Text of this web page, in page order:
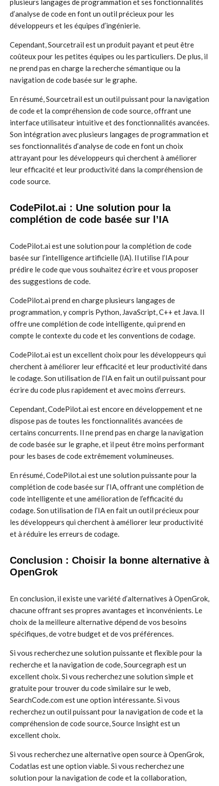
plusieurs langages de programmation et ses fonctionnalités
d’analyse de code en font un outil précieux pour les
développeurs et les équipes d’ingénierie.
Cependant, Sourcetrail est un produit payant et peut être
coûteux pour les petites équipes ou les particuliers. De plus, il
ne prend pas en charge la recherche sémantique ou la
navigation de code basée sur le graphe.
En résumé, Sourcetrail est un outil puissant pour la navigation
de code et la compréhension de code source, offrant une
interface utilisateur intuitive et des fonctionnalités avancées.
Son intégration avec plusieurs langages de programmation et
ses fonctionnalités d’analyse de code en font un choix
attrayant pour les développeurs qui cherchent à améliorer
leur efficacité et leur productivité dans la compréhension de
code source.
CodePilot.ai : Une solution pour la
complétion de code basée sur l’IA
CodePilot.ai est une solution pour la complétion de code
basée sur l’intelligence artificielle (IA). Il utilise l’IA pour
prédire le code que vous souhaitez écrire et vous proposer
des suggestions de code.
CodePilot.ai prend en charge plusieurs langages de
programmation, y compris Python, JavaScript, C++ et Java. Il
offre une complétion de code intelligente, qui prend en
compte le contexte du code et les conventions de codage.
CodePilot.ai est un excellent choix pour les développeurs qui
cherchent à améliorer leur efficacité et leur productivité dans
le codage. Son utilisation de l’IA en fait un outil puissant pour
écrire du code plus rapidement et avec moins d’erreurs.
Cependant, CodePilot.ai est encore en développement et ne
dispose pas de toutes les fonctionnalités avancées de
certains concurrents. Il ne prend pas en charge la navigation
de code basée sur le graphe, et il peut être moins performant
pour les bases de code extrêmement volumineuses.
En résumé, CodePilot.ai est une solution puissante pour la
complétion de code basée sur l’IA, offrant une complétion de
code intelligente et une amélioration de l’efficacité du
codage. Son utilisation de l’IA en fait un outil précieux pour
les développeurs qui cherchent à améliorer leur productivité
et à réduire les erreurs de codage.
Conclusion : Choisir la bonne alternative à
OpenGrok
En conclusion, il existe une variété d’alternatives à OpenGrok,
chacune offrant ses propres avantages et inconvénients. Le
choix de la meilleure alternative dépend de vos besoins
spécifiques, de votre budget et de vos préférences.
Si vous recherchez une solution puissante et flexible pour la
recherche et la navigation de code, Sourcegraph est un
excellent choix. Si vous recherchez une solution simple et
gratuite pour trouver du code similaire sur le web,
SearchCode.com est une option intéressante. Si vous
recherchez un outil puissant pour la navigation de code et la
compréhension de code source, Source Insight est un
excellent choix.
Si vous recherchez une alternative open source à OpenGrok,
Codatlas est une option viable. Si vous recherchez une
solution pour la navigation de code et la collaboration,